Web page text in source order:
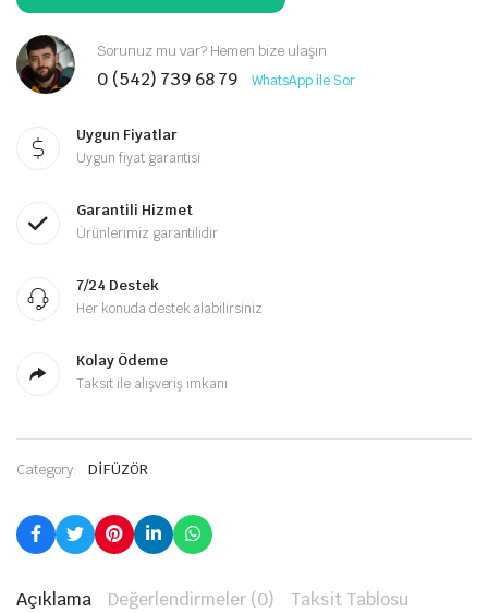
Sorunuz mu var? Hemen bize ulaşın
0 (542) 739 68 79 WhatsApp ile Sor
Uygun Fiyatlar
Uygun fiyat garantisi
Garantili Hizmet
Ürünlerimiz garantilidir
7/24 Destek
Her konuda destek alabilirsiniz
Kolay Ödeme
Taksit ile alışveriş imkanı
Category: DİFÜZÖR
Açıklama Değerlendirmeler (0) Taksit Tablosu